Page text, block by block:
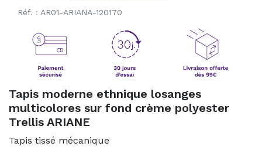
Réf. : AR01-ARIANA-120170
Tapis moderne ethnique losanges
multicolores sur fond crème polyester
Trellis ARIANE
Tapis tissé mécanique